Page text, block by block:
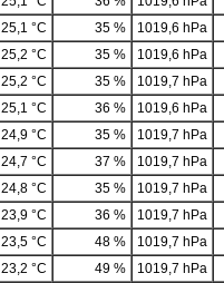
25,1 °C 35 %
1019,6 hPa
25,2 °C 35 %
1019,6 hPa
25,2 °C 35 %
1019,7 hPa
25,1 °C 36 %
1019,6 hPa
24,9 °C 35 %
1019,7 hPa
24,7 °C 37 %
1019,7 hPa
24,8 °C 35 %
1019,7 hPa
23,9 °C 36 %
1019,7 hPa
23,5 °C 48 %
1019,7 hPa
23,2 °C 49 %
1019,7 hPa